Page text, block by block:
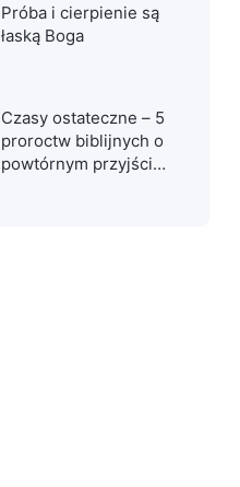
Próba i cierpienie są
łaską Boga
Czasy ostateczne – 5
proroctw biblijnych o
powtórnym przyjściu